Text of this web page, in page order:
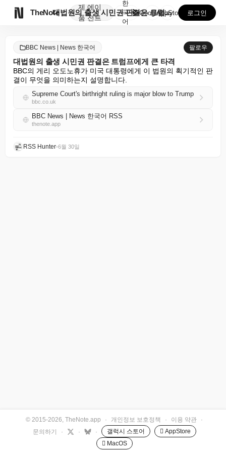
TheNote
제
품
에이
전트
대법원의 출생 시민권 판결은 트럼프에게 큰 타격
한
국
어
GooglePlay
AppStore 로그인
BBC News | News 한국어 팔로우
대법원의 출생 시민권 판결은 트럼프에게 큰 타격
BBC의 게리 오도노휴가 미국 대통령에게 이 법원의 획기적인 판
결이 무엇을 의미하는지 설명합니다.
Supreme Court's birthright ruling is major blow to Trump
bbc.co.uk
BBC News | News 한국어 RSS
thenote.app
RSS Hunter•6월 30일
© 2015-2026, TheNote.app · 개인정보 보호정책 · 이용 약관
·
문의하기
· · · 갤럭시 스토어
 AppStore
 MacOS